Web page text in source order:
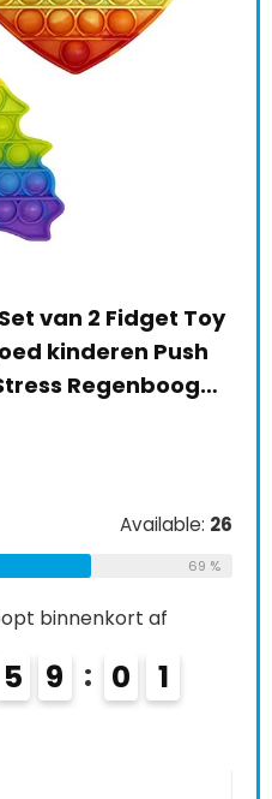
van 2 Fidget Toy
kinderen Push
Regenboog…
Available: 26
69 %
binnenkort af
5 9 0 0
1